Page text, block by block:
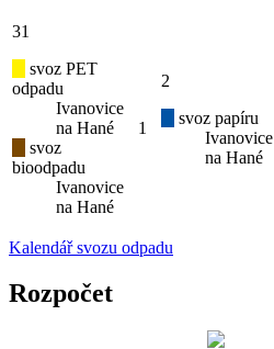
31
svoz PET
odpadu
Ivanovice
na Hané
svoz
bioodpadu
Ivanovice
na Hané
1
2
svoz papíru
Ivanovice
na Hané
Kalendář svozu odpadu
Rozpočet